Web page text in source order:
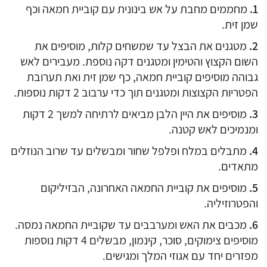
מחממים מחבת על אש בינונית עם קוביית חמאה וכף
שמן זית.
מטגנים את הבצל עד שמשחים קלות, מוסיפים את
השום הקצוץ והטימין ומטגנים דקה נוספת. מעבירים לאש
גבוהה מוסיפים קוביית חמאה, כף שמן זית ואת תערובת
הפטריות הקצוצות ומטגנים תוך כדי ערבוב 2 דקות נוספות.
מוסיפים את היין הלבן מביאים לרתיחה למשך 2 דקות
ומנמיכים לאש קטנה.
מתבלים במלח ופלפל שחור ומבשלים עד שרוב הנוזלים
מתאדים.
מוסיפים את קוביית החמאה האחרונה, הבזיליקום
והפטרוזיליה.
מכבים את האש ומערבבים עד שקוביית החמאה נמסה.
מוסיפים צימוקים, סוכר, קינמון, מבשלים 4 דקות נוספות
מפזרים יחד עם אגוזי המלך ומגישים.